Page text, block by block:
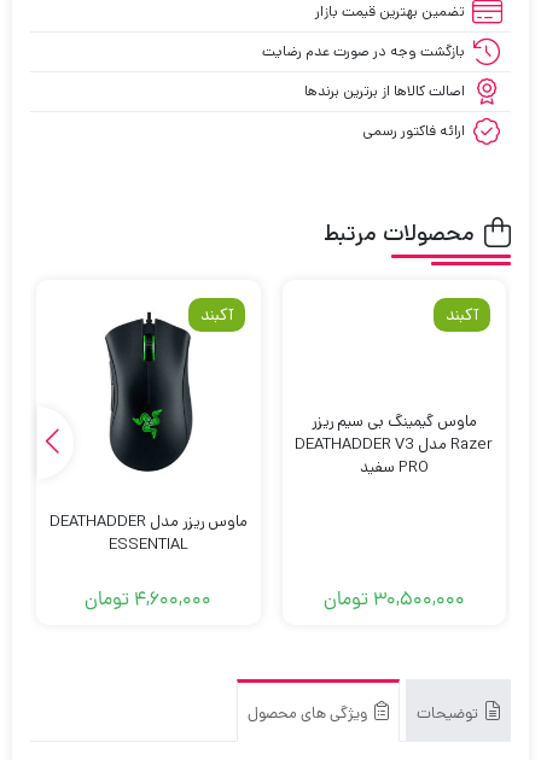
تضمین بهترین قیمت بازار
بازگشت وجه در صورت عدم رضایت
اصالت کالاها از برترین برندها
ارائه فاکتور رسمی
محصولات مرتبط
آکبند
ماوس گیمینگ بی سیم ریزر
Razer مدل DEATHADDER V3
PRO سفید
30,500,000 تومان
آکبند
ماوس ریزر مدل DEATHADDER
ESSENTIAL
4,600,000 تومان
توضیحات ویژگی های محصول